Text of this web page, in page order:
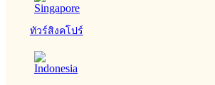
ทัวร์สิงคโปร์